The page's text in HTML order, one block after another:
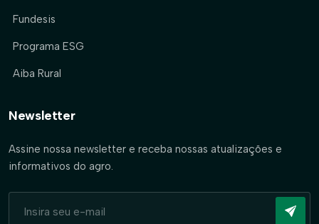
Fundesis
Programa ESG
Aiba Rural
Newsletter
Assine nossa newsletter e receba nossas atualizações e
informativos do agro.